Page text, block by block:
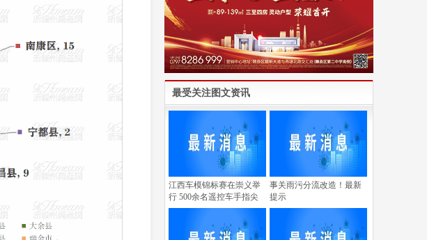
最受关注图文资讯
江西车模锦标赛在崇义举
行 500余名遥控车手指尖
事关雨污分流改造！最新
提示